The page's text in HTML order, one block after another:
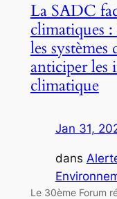
La SADC
climatiques
les systèmes
anticiper les
climatique
Jan 31,
dans
Le 30ème Forum